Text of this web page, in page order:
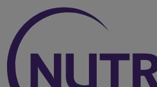
Over de inhoud van de pagina